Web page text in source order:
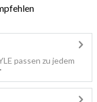
passen zu jedem